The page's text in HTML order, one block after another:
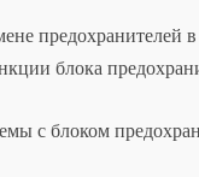
предохранителей
блока
с блоком